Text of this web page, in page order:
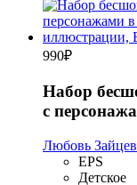
990₽
Набор
с
Любовь
EPS
Детское